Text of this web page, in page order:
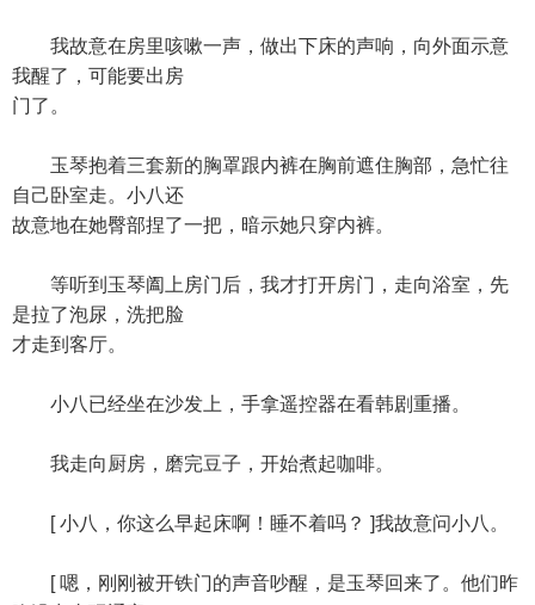
我故意在房里咳嗽一声，做出下床的声响，向外面示意
我醒了，可能要出房
门了。
玉琴抱着三套新的胸罩跟内裤在胸前遮住胸部，急忙往
自己卧室走。小八还
故意地在她臀部捏了一把，暗示她只穿内裤。
等听到玉琴阖上房门后，我才打开房门，走向浴室，先
是拉了泡尿，洗把脸
才走到客厅。
小八已经坐在沙发上，手拿遥控器在看韩剧重播。
我走向厨房，磨完豆子，开始煮起咖啡。
[ 小八，你这么早起床啊！睡不着吗？ ]我故意问小八。
[ 嗯，刚刚被开铁门的声音吵醒，是玉琴回来了。他们昨